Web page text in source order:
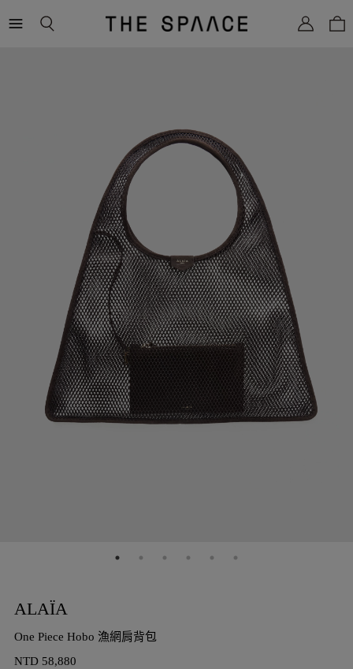
SPAACE
ALAÏA
One Piece Hobo 漁網肩背包
NTD 58,880